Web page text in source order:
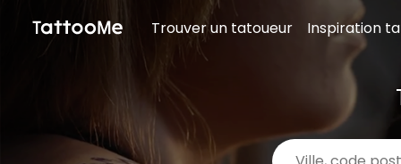
Trouver un tatoueur Inspiration